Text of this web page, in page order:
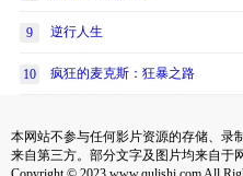
9 逆行人生
10 疯狂的麦克斯：狂暴之路
本网站不参与任何影片资源的存储、录
来自第三方。部分文字及图片均来自于